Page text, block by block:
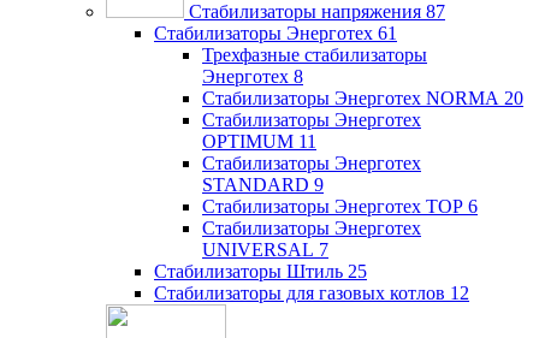
Стабилизаторы напряжения 87
Стабилизаторы Энерготех 61
Трехфазные стабилизаторы
Энерготех 8
Стабилизаторы Энерготех NORMA 20
Стабилизаторы Энерготех
OPTIMUM 11
Стабилизаторы Энерготех
STANDARD 9
Стабилизаторы Энерготех TOP 6
Стабилизаторы Энерготех
UNIVERSAL 7
Стабилизаторы Штиль 25
Стабилизаторы для газовых котлов 12